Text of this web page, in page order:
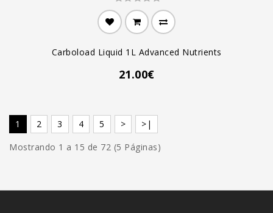
Carboload Liquid 1L Advanced Nutrients
21.00€
1 2 3 4 5 >
>|
Mostrando 1 a 15 de 72 (5 Páginas)